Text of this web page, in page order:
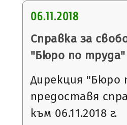
06.11.2018
Справка за
"Бюро по труда"
Дирекция "Бюро
предоставя
към 06.11.2018 г.